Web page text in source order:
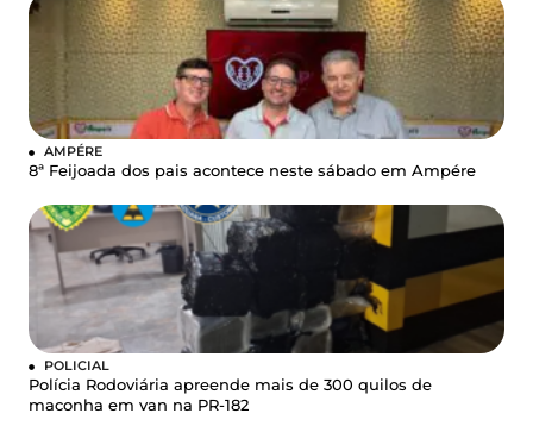
AMPÉRE
8ª Feijoada dos pais acontece neste sábado em Ampére
POLICIAL
Polícia Rodoviária apreende mais de 300 quilos de
maconha em van na PR-182